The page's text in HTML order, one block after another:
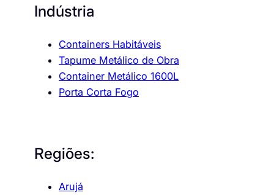
Indústria
Containers Habitáveis
Tapume Metálico de Obra
Container Metálico 1600L
Porta Corta Fogo
Regiões:
Arujá